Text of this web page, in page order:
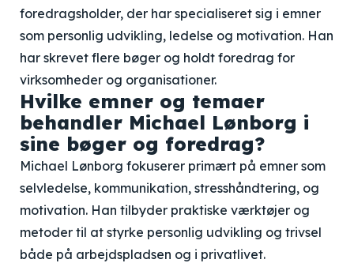
foredragsholder, der har specialiseret sig i emner
som personlig udvikling, ledelse og motivation. Han
har skrevet flere bøger og holdt foredrag for
virksomheder og organisationer.
Hvilke emner og temaer
behandler Michael Lønborg i
sine bøger og foredrag?
Michael Lønborg fokuserer primært på emner som
selvledelse, kommunikation, stresshåndtering, og
motivation. Han tilbyder praktiske værktøjer og
metoder til at styrke personlig udvikling og trivsel
både på arbejdspladsen og i privatlivet.